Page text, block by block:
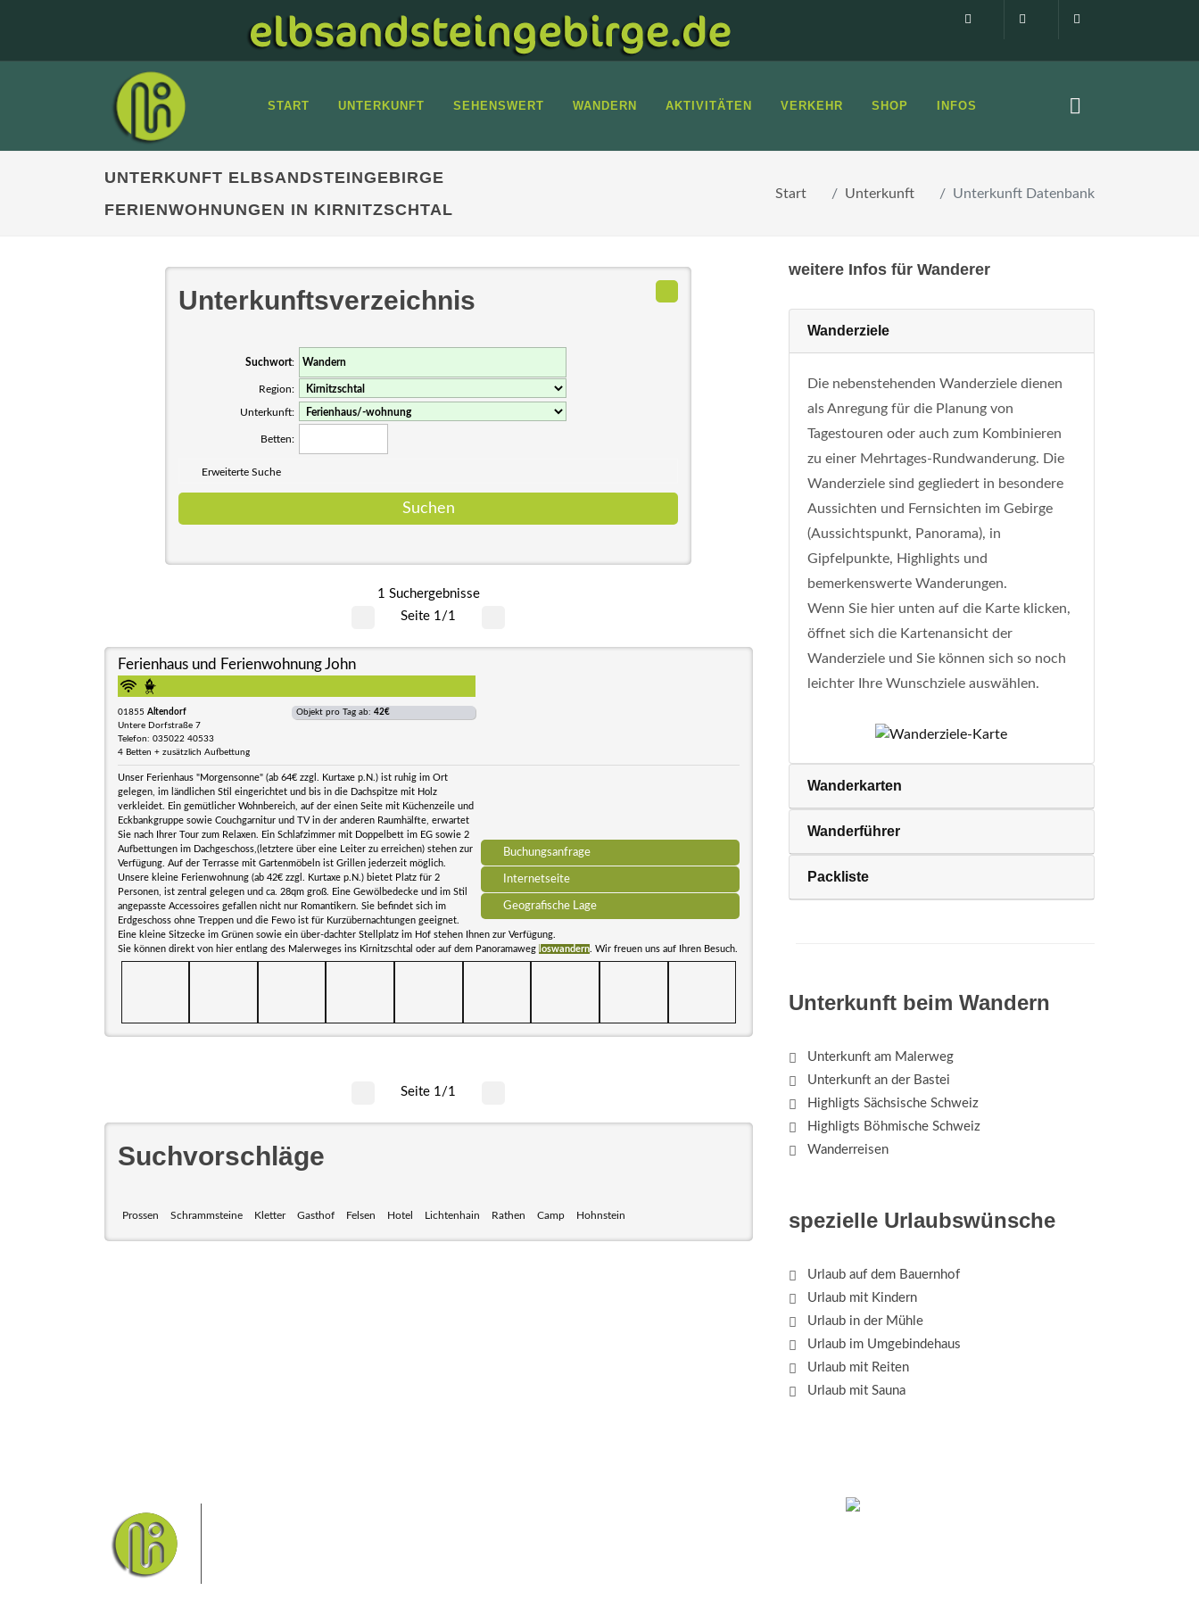
Impressum0160 99873408
START UNTERKUNFT SEHENSWERT WANDERN AKTIVITÄTEN VERKEHR SHOP INFOS
UNTERKUNFT ELBSANDSTEINGEBIRGE
FERIENWOHNUNGEN IN KIRNITZSCHTAL
Start Unterkunft Unterkunft Datenbank
Unterkunftsverzeichnis
Suchwort:
Region:
Unterkunft:
Betten:
Erweiterte Suche
1 Suchergebnisse
Seite 1/1
Buchungsanfrage
Internetseite
Geografische Lage
Ferienhaus und Ferienwohnung John
01855 Altendorf
Untere Dorfstraße 7
Telefon: 035022 40533
4 Betten + zusätzlich Aufbettung
Objekt pro Tag ab: 42€
Unser Ferienhaus "Morgensonne" (ab 64€ zzgl. Kurtaxe p.N.) ist ruhig im Ort
gelegen, im ländlichen Stil eingerichtet und bis in die Dachspitze mit Holz
verkleidet. Ein gemütlicher Wohnbereich, auf der einen Seite mit Küchenzeile und
Eckbankgruppe sowie Couchgarnitur und TV in der anderen Raumhälfte, erwartet
Sie nach Ihrer Tour zum Relaxen. Ein Schlafzimmer mit Doppelbett im EG sowie 2
Aufbettungen im Dachgeschoss,(letztere über eine Leiter zu erreichen) stehen zur
Verfügung. Auf der Terrasse mit Gartenmöbeln ist Grillen jederzeit möglich.
Unsere kleine Ferienwohnung (ab 42€ zzgl. Kurtaxe p.N.) bietet Platz für 2
Personen, ist zentral gelegen und ca. 28qm groß. Eine Gewölbedecke und im Stil
angepasste Accessoires gefallen nicht nur Romantikern. Sie befindet sich im
Erdgeschoss ohne Treppen und die Fewo ist für Kurzübernachtungen geeignet.
Eine kleine Sitzecke im Grünen sowie ein über-dachter Stellplatz im Hof stehen Ihnen zur Verfügung.
Sie können direkt von hier entlang des Malerweges ins Kirnitzschtal oder auf dem Panoramaweg loswandern . Wir freuen uns auf Ihren Besuch.
Seite 1/1
Suchvorschläge
Prossen Schrammsteine Kletter Gasthof Felsen Hotel Lichtenhain Rathen Camp Hohnstein
weitere Infos für Wanderer
Wanderziele
Die nebenstehenden Wanderziele dienen
als Anregung für die Planung von
Tagestouren oder auch zum Kombinieren
zu einer Mehrtages-Rundwanderung. Die
Wanderziele sind gegliedert in besondere
Aussichten und Fernsichten im Gebirge
(Aussichtspunkt, Panorama), in
Gipfelpunkte, Highlights und
bemerkenswerte Wanderungen.
Wenn Sie hier unten auf die Karte klicken,
öffnet sich die Kartenansicht der
Wanderziele und Sie können sich so noch
leichter Ihre Wunschziele auswählen.
Wanderkarten
Wanderführer
Packliste
Unterkunft beim Wandern
Unterkunft am Malerweg
Unterkunft an der Bastei
Highligts Sächsische Schweiz
Highligts Böhmische Schweiz
Wanderreisen
spezielle Urlaubswünsche
Urlaub auf dem Bauernhof
Urlaub mit Kindern
Urlaub in der Mühle
Urlaub im Umgebindehaus
Urlaub mit Reiten
Urlaub mit Sauna